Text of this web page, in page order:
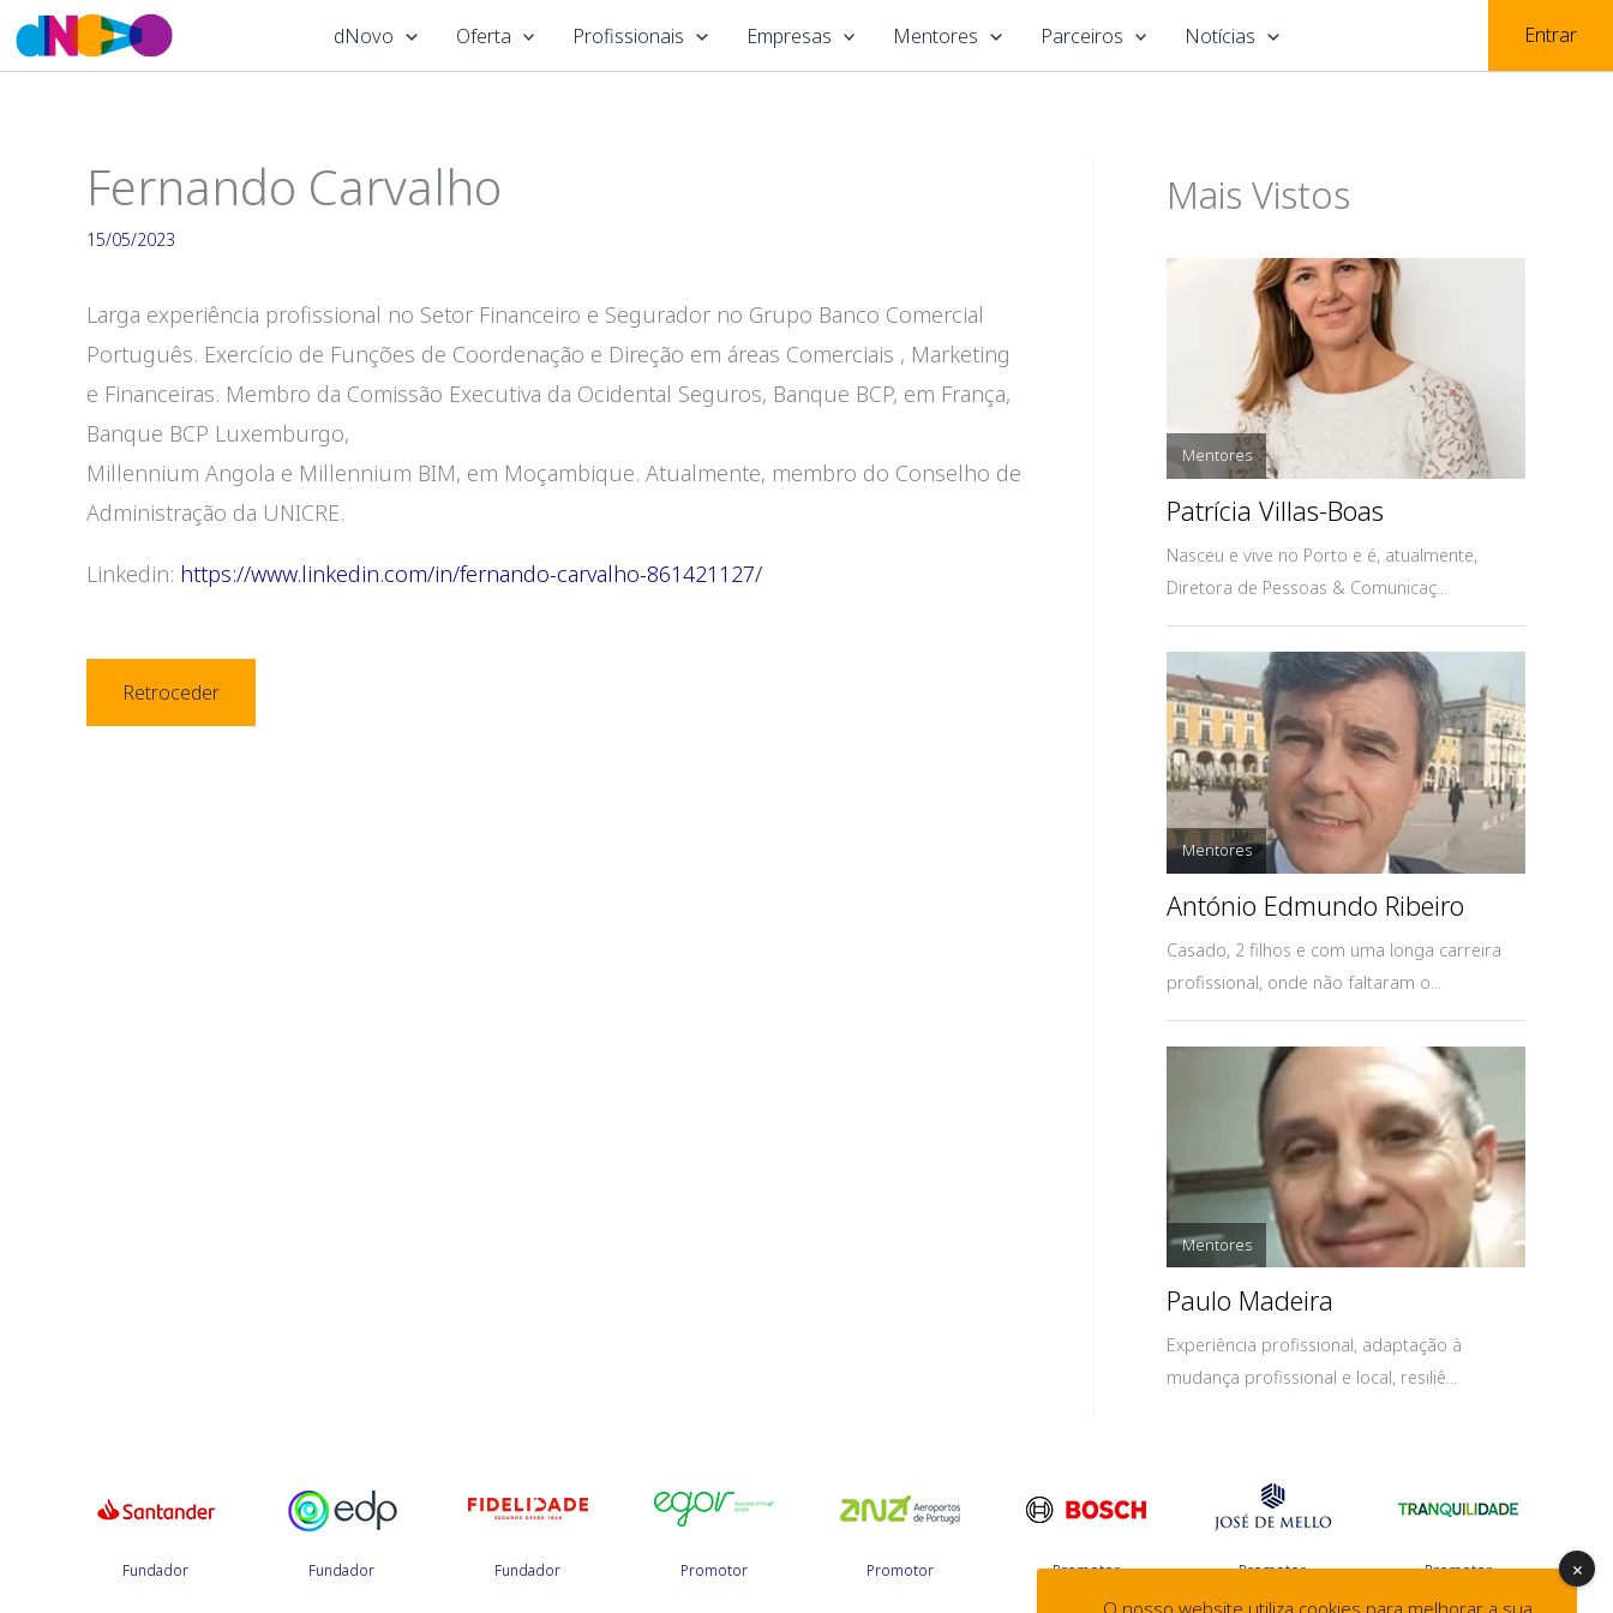
Skip
to
dNovo Oferta Profissionais Empresas Mentores Parceiros Notícias Entrar
Fernando Carvalho
15/05/2023
Larga experiência profissional no Setor Financeiro e Segurador no Grupo Banco Comercial
Português. Exercício de Funções de Coordenação e Direção em áreas Comerciais , Marketing
e Financeiras. Membro da Comissão Executiva da Ocidental Seguros, Banque BCP, em França,
Banque BCP Luxemburgo,
Millennium Angola e Millennium BIM, em Moçambique. Atualmente, membro do Conselho de
Administração da UNICRE.
Linkedin: https://www.linkedin.com/in/fernando-carvalho-861421127/
Retroceder
Mais Vistos
Mentores
Patrícia Villas-Boas
Nasceu e vive no Porto e é, atualmente,
Diretora de Pessoas & Comunicaç...
Mentores
António Edmundo Ribeiro
Casado, 2 filhos e com uma longa carreira
profissional, onde não faltaram o...
Mentores
Paulo Madeira
Experiência profissional, adaptação à
mudança profissional e local, resiliê...
Fundador Fundador Fundador Promotor Promotor Promotor Promotor Promotor
O nosso website utiliza cookies para melhorar a sua